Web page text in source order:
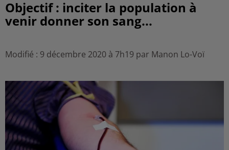
Objectif : inciter la population à
venir donner son sang...
Modifié : 9 décembre 2020 à 7h19 par Manon Lo-Voï